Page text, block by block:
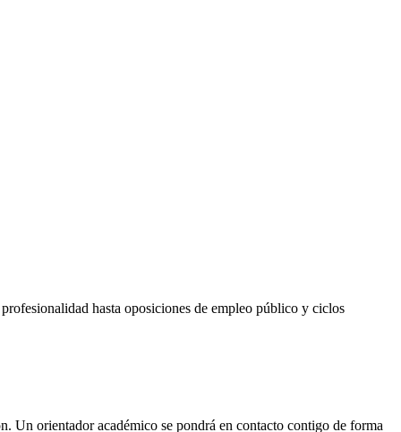
hasta oposiciones de empleo público y ciclos
Un orientador académico se pondrá en contacto contigo de forma